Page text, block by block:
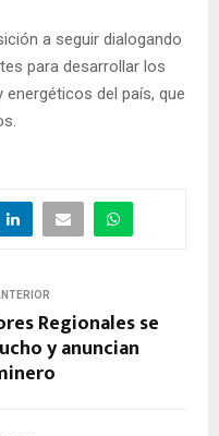
a seguir dialogando
para desarrollar los
del país, que
Regionales se
y anuncian